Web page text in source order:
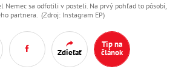
Nemec sa odfotili v posteli. Na prvý pohľad to pôsobí,
partnera. (Zdroj: Instagram EP)
Zdieľať
Tip na
článok